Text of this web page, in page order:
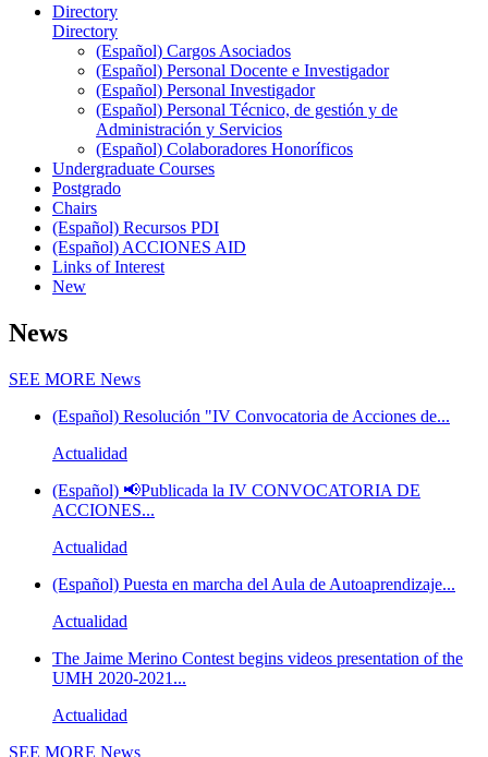
Directory
Directory
(Español) Cargos Asociados
(Español) Personal Docente e Investigador
(Español) Personal Investigador
(Español) Personal Técnico, de gestión y de
Administración y Servicios
(Español) Colaboradores Honoríficos
Undergraduate Courses
Postgrado
Chairs
(Español) Recursos PDI
(Español) ACCIONES AID
Links of Interest
New
News
SEE MORE News
(Español) Resolución "IV Convocatoria de Acciones de...
Actualidad
(Español) 📢Publicada la IV CONVOCATORIA DE
ACCIONES...
Actualidad
(Español) Puesta en marcha del Aula de Autoaprendizaje...
Actualidad
The Jaime Merino Contest begins videos presentation of the
UMH 2020-2021...
Actualidad
SEE MORE News